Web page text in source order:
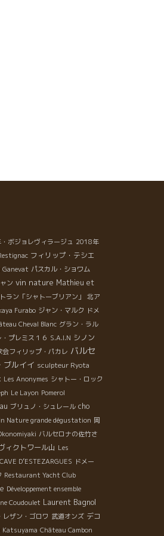
ボジョレヴィラージュ 2018年
フィリップ・テシエ
Ganevat パスカル・ショワム
ン vin nature Mathieu et
ラン「シャトーブリアン」
北ア
Furabo ジャン・マルク ドメ
Cheval Blanc グラン・ラル
・プレミス１６ S.A.I.N シノン
会フィリップ・パカレ バルセ
ブルイイ sculpteur Ryota
Les Anonymes シャトー・ロック
Le Layon Pomerol
ブリュノ・シュレール cho
Nature grande dégustation 岡
バルセロナの佐竹さ
ィクトワール山 Les
D’ESTEZARGUES ドメー
Restaurant Yacht Club
Développement ensemble
Coudoulet Laurent Bagnol
レザン・ゴロワ 武道オンズ デコ
Katsuyama Château Cambon